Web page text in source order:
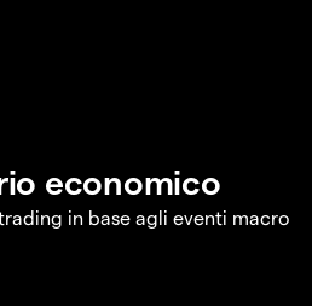
economico
in base agli eventi macro